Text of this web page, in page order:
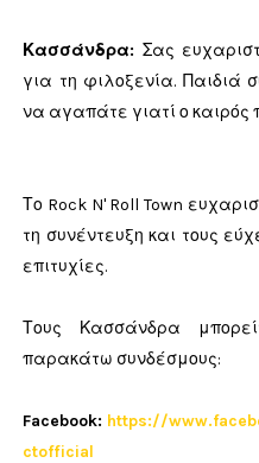
Κασσάνδρα: Σας
για τη φιλοξενία. Παιδιά
να αγαπάτε γιατί ο καιρός
Το Rock N' Roll Town
τη συνέντευξη και τους
επιτυχίες.
Τους Κασσάνδρα
παρακάτω συνδέσμους:
Facebook: https://
ctofficial